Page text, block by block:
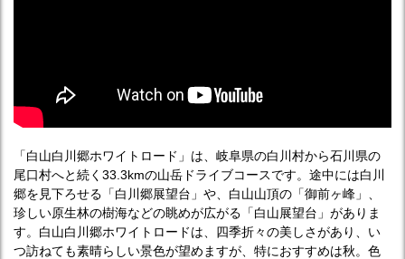
「白山白川郷ホワイトロード」は、岐阜県の白川村から石川県の
尾口村へと続く33.3kmの山岳ドライブコースです。途中には白川
郷を見下ろせる「白川郷展望台」や、白山山頂の「御前ヶ峰」、
珍しい原生林の樹海などの眺めが広がる「白山展望台」がありま
す。白山白川郷ホワイトロードは、四季折々の美しさがあり、い
つ訪ねても素晴らしい景色が望めますが、特におすすめは秋。色